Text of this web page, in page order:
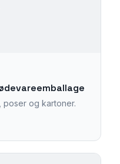
poser og kartoner.